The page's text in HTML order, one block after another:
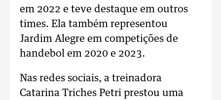
em 2022 e teve destaque em outros
times. Ela também representou
Jardim Alegre em competições de
handebol em 2020 e 2023.
Nas redes sociais, a treinadora
Catarina Triches Petri prestou uma